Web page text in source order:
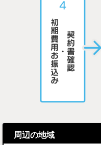
周辺の地域